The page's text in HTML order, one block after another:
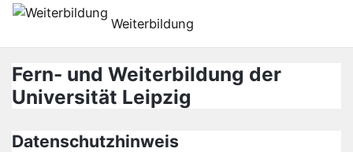
Tovább a fő tartalomhoz
Weiterbildung
Fern- und Weiterbildung der
Universität Leipzig
Datenschutzhinweis